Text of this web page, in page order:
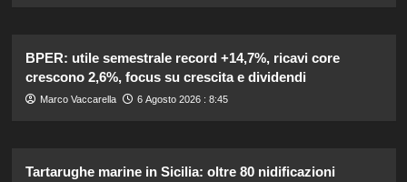
BPER: utile semestrale record +14,7%, ricavi core
crescono 2,6%, focus su crescita e dividendi
Marco Vaccarella 6 Agosto 2026 : 8:45
Tartarughe marine in Sicilia: oltre 80 nidificazioni